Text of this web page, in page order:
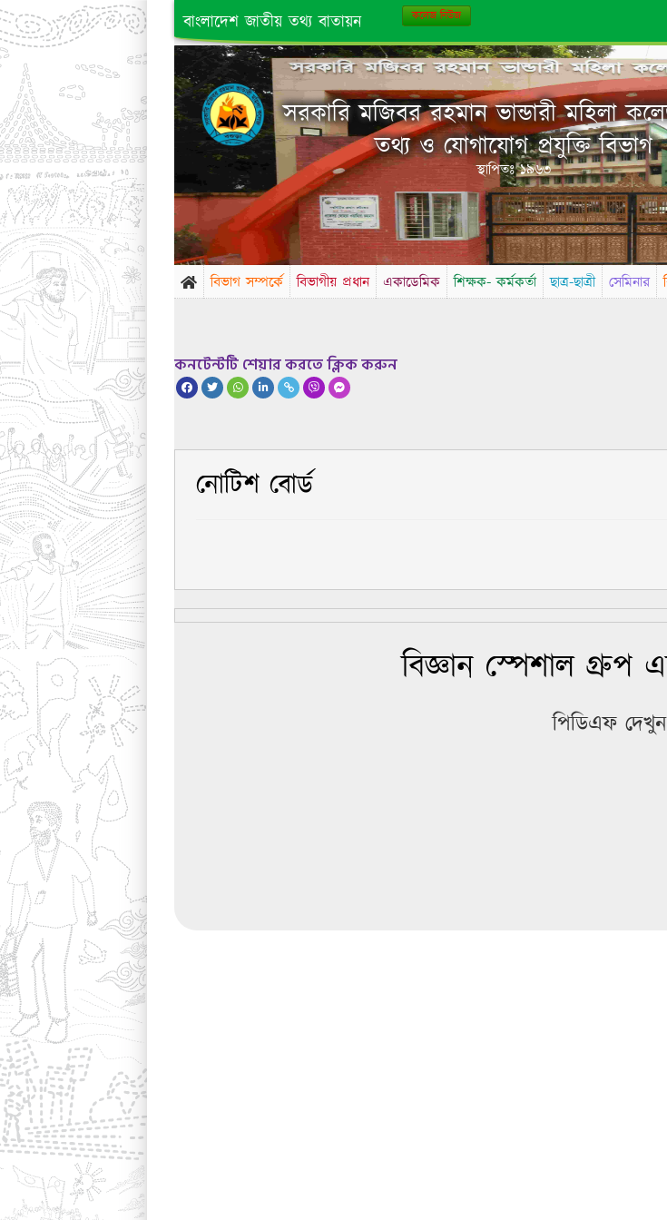
বাংলাদেশ জাতীয় তথ্য বাতায়ন কলেজ নিউজ
সরকারি মজিবর রহমান ভান্ডারী মহিলা
তথ্য ও যোগাযোগ প্রযুক্তি বিভাগ
স্থাপিতঃ ১৯৬৩
বিভাগ সম্পর্কে বিভাগীয় প্রধান একাডেমিক শিক্ষক- কর্মকর্তা ছাত্র-ছাত্রী সেমিনার
কনটেন্টটি শেয়ার করতে ক্লিক করুন
নোটিশ বোর্ড
বিজ্ঞান স্পেশাল গ্রুপ
পিডিএফ দেখুন